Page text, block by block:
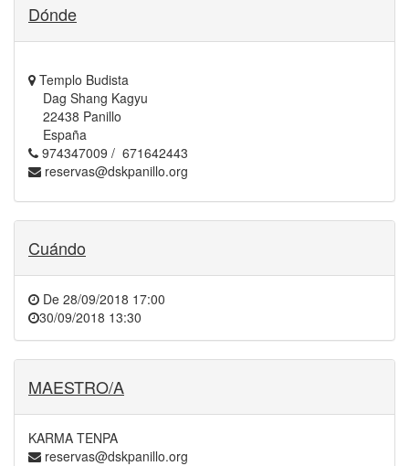
Dónde
Templo Budista
Dag Shang Kagyu
22438 Panillo
España
974347009 / 671642443
reservas@dskpanillo.org
Cuándo
De 28/09/2018 17:00
30/09/2018 13:30
MAESTRO/A
KARMA TENPA
reservas@dskpanillo.org